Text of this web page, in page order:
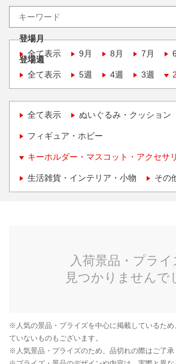
登場月
全て表示
9月 8月 7月
登場週
全て表示
5週 4週 3週
全て表示 ぬいぐるみ・クッション
フィギュア・ホビー
キーホルダー・マスコット・アクセサ
生活雑貨・インテリア・小物 その